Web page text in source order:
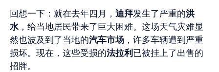
回想一下：就在去年四月， 迪拜发生了严重的洪
水，给当地居民带来了巨大困难。这场天气灾难显
然也波及到了当地的汽车市场 ，许多车辆遭到严重
损坏。现在，这些受损的法拉利 已被挂上了出售的
招牌。